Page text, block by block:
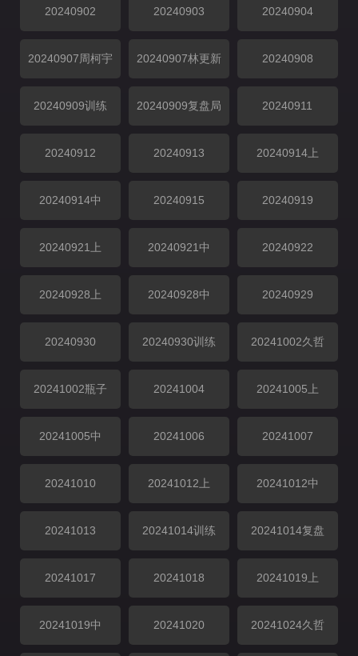
20240902 20240903 20240904
20240907周柯宇 20240907林更新 20240908
20240909训练 20240909复盘局 20240911
20240912 20240913 20240914上
20240914中 20240915 20240919
20240921上 20240921中 20240922
20240928上 20240928中 20240929
20240930 20240930训练 20241002久哲
20241002瓶子 20241004 20241005上
20241005中 20241006 20241007
20241010 20241012上 20241012中
20241013 20241014训练 20241014复盘
20241017 20241018 20241019上
20241019中 20241020 20241024久哲